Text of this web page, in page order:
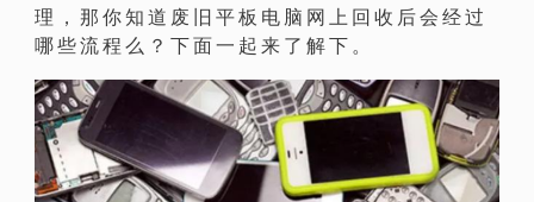
理，那你知道废旧平板电脑网上回收后会经过
哪些流程么？下面一起来了解下。